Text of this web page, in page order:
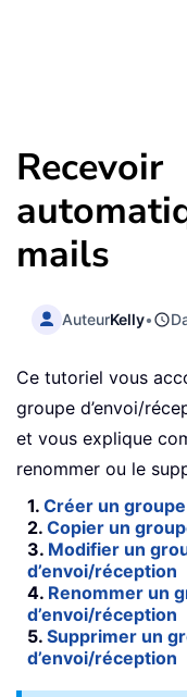
Recevoir
mails
AuteurKelly•
Ce tutoriel vous
groupe d’envoi/
et vous explique
renommer ou le
1. Créer un
2. Copier un
3. Modifier un
d’envoi/réception
4. Renommer un
d’envoi/réception
5. Supprimer un
d’envoi/réception